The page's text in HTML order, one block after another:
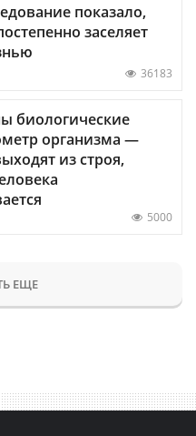
показало,
заселяет
36183
биологические
организма —
из строя,
5000
ЕЩЕ